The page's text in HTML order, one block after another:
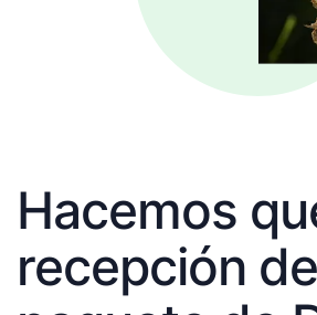
Hacemos
recepción